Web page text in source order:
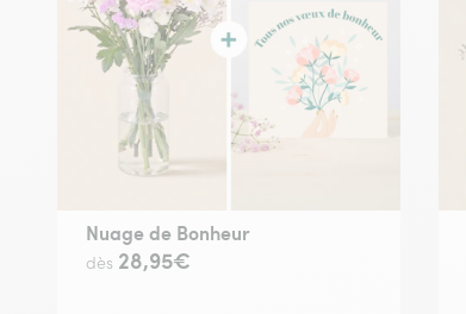
Nuage de Bonheur
dès 28,95€